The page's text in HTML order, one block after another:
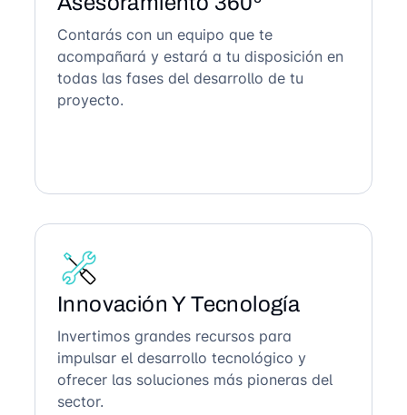
Contarás con un equipo que te
acompañará y estará a tu disposición en
todas las fases del desarrollo de tu
proyecto.
Innovación Y Tecnología
Invertimos grandes recursos para
impulsar el desarrollo tecnológico y
ofrecer las soluciones más pioneras del
sector.